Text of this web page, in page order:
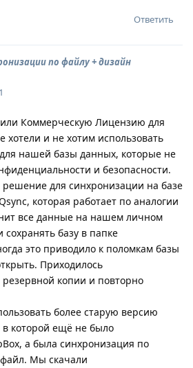
Ответить
по файлу + дизайн
Коммерческую Лицензию для
хотели и не хотим использовать
нашей базы данных, которые не
и безопасности.
для синхронизации на базе
которая работает по аналогии
все данные на нашем личном
базу в папке
это приводило к поломкам базы
Приходилось
резервной копии и повторно
более старую версию
в которой ещё не было
а была синхронизация по
Мы скачали